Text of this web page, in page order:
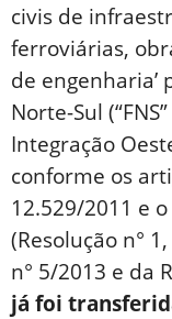
civis de
ferroviárias,
de engenharia’
Norte-Sul
Integração
conforme os
12.529/2011 e
(Resolução n°
n° 5/2013 e da
já foi